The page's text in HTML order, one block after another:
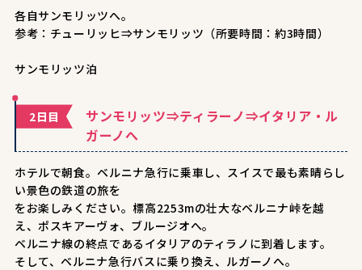
各自サンモリッツへ。
参考：チューリッヒ⇒サンモリッツ（所要時間：約3時間）
サンモリッツ泊
2日目
サンモリッツ⇒ティラーノ⇒イタリア・ル
ガーノへ
ホテルで朝食。ベルニナ急行に乗車し、スイスで最も素晴らし
い景色の鉄道の旅を
をお楽しみください。標高2253mの壮大なベルニナ峠を越
え、ポスキアーヴォ、ブルージオへ。
ベルニナ線の終点であるイタリアのティラノに到着します。
そして、ベルニナ急行バスに乗り換え、ルガーノへ。